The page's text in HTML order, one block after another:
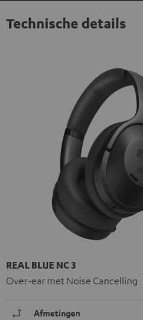
Technische details
REAL BLUE NC 3
Over-ear met Noise Cancelling
Afmetingen